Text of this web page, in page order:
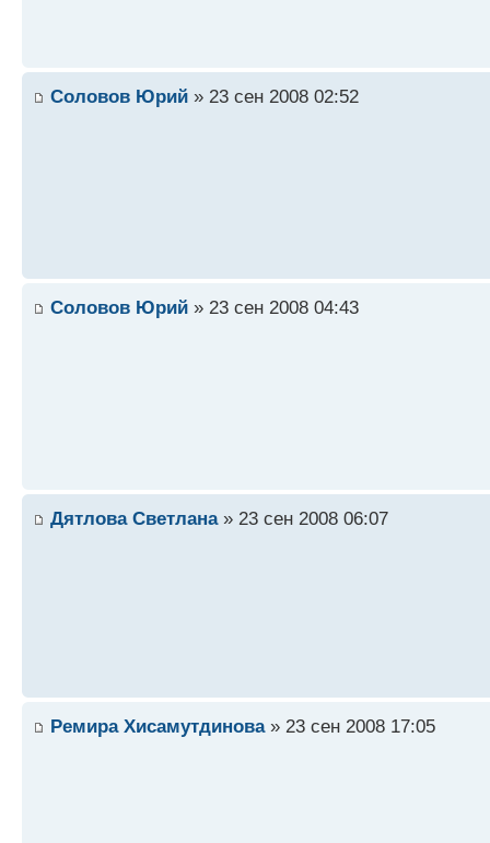
Соловов Юрий » 23 сен 2008 02:52
Соловов Юрий » 23 сен 2008 04:43
Дятлова Светлана» 23 сен 2008 06:07
Ремира Хисамутдинова» 23 сен 2008 17:05